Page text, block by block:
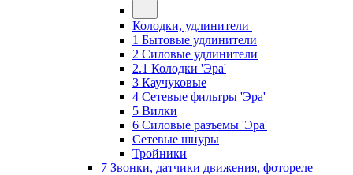
Колодки, удлинители
1 Бытовые удлинители
2 Силовые удлинители
2.1 Колодки 'Эра'
3 Каучуковые
4 Сетевые фильтры 'Эра'
5 Вилки
6 Силовые разъемы 'Эра'
Сетевые шнуры
Тройники
7 Звонки, датчики движения, фотореле